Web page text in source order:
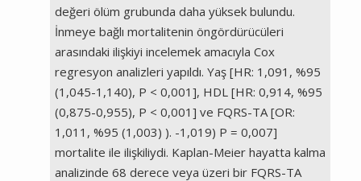
değeri ölüm grubunda daha yüksek bulundu.
İnmeye bağlı mortalitenin öngördürücüleri
arasındaki ilişkiyi incelemek amacıyla Cox
regresyon analizleri yapıldı. Yaş [HR: 1,091, %95
(1,045-1,140), P < 0,001], HDL [HR: 0,914, %95
(0,875-0,955), P < 0,001] ve FQRS-TA [OR:
1,011, %95 (1,003) ). -1,019) P = 0,007]
mortalite ile ilişkiliydi. Kaplan-Meier hayatta kalma
analizinde 68 derece veya üzeri bir FQRS-TA